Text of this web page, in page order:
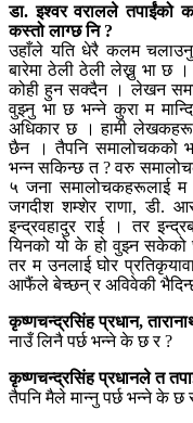
डा. इश्वर वरालले तपाईंको
कस्तो लाग्छ नि ?
उहाँले यति धेरै कलम
बारेमा ठेली ठेली लेख्नु भा छ
कोही हुन सक्दैन । लेखन
वुझ्नु भा छ भन्ने कुरा म
अधिकार छ । हामी
छैन । तैपनि समालोचकको
भन्न सकिन्छ त ? वरु
५ जना समालोचकहरूलाई म
जगदीश शम्शेर राणा, डी.
इन्द्रवहादुर राई । तर
यिनको यो के हो वुझ्न सकेको
तर म उनलाई घोर
आफैंले बेच्छन् र अविवेकी
कृष्णचन्द्रसिंह प्रधान,
नाउँ लिनै पर्छ भन्ने के छ र ?
कृष्णचन्द्रसिंह प्रधानले त
तैपनि मैले मान्नु पर्छ भन्ने के छ